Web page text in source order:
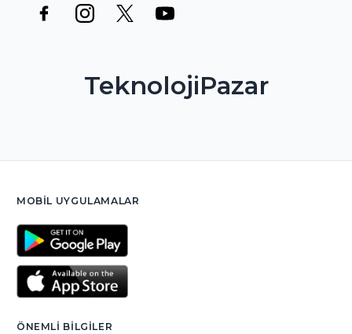
TeknolojiPazar
MOBIL UYGULAMALAR
ÖNEMLI BILGILER